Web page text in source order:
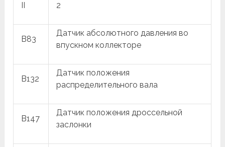
2
B83
Датчик абсолютного давления во
впускном коллекторе
B132
Датчик положения
распределительного вала
B147
Датчик положения дроссельной
заслонки